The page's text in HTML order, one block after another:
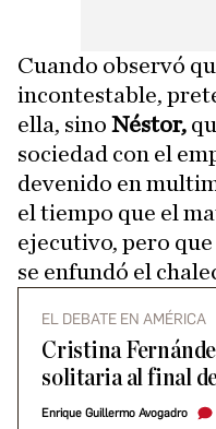
Cuando observó
incontestable,
ella, sino Néstor,
sociedad con el
devenido en
el tiempo que el
ejecutivo, pero
se enfundó el
EL DEBATE EN AMÉRICA
Cristina
solitaria al final
Enrique Guillermo Avogadro